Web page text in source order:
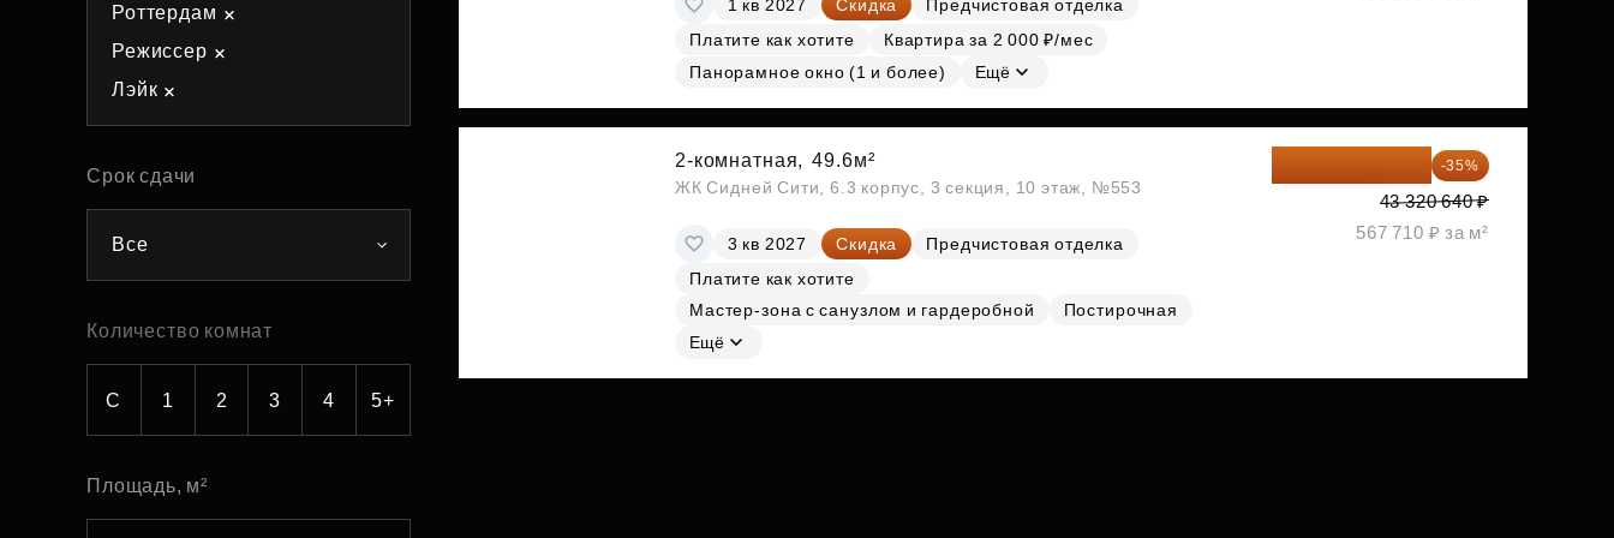
Субсидии
Роттердам
Режиссер
Лэйк
Срок сдачи
Все
Количество комнат
С 1 2 3 4 5+
Площадь, м²
1 кв 2027 Скидка
Предчистовая отделка
Платите как хотите
Квартира за 2 000 ₽/мес
Панорамное окно (1 и более)
Ещё
2-комнатная, 49.6м²
ЖК Сидней Сити, 6.3 корпус, 3 секция, 10 этаж, №553
3 кв 2027 Скидка
Предчистовая отделка
Платите как хотите
Мастер-зона с санузлом и гардеробной
Постирочная
Ещё
-35%
43 320 640 ₽
567 710 ₽ за м²